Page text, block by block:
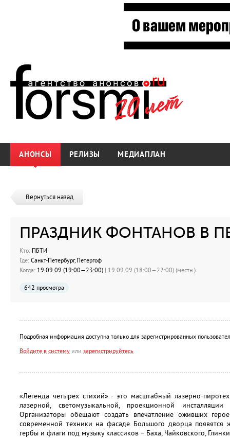
АНОНСЫ РЕЛИЗЫ МЕДИАПЛАН
Вернуться назад
ПРАЗДНИК ФОНТАНОВ В
Кто: ПБТИ
Где: Санкт-Петербург, Петергоф
Когда: 19.09.09 (19:00—23:00) | 19.09.09 (18:00—22:00) (местн.)
642 просмотра
Подробная информация доступна только для зарегистрированных
Войдите в систему или зарегистрируйтесь
«Легенда четырех стихий» - это масштабный лазерно-
лазерной, светомузыкальной, проекционной
Организаторы обещают создать впечатление оживших
современной техники на фасаде Большого дворца появятся
гербы и флаги под музыку классиков – Баха, Чайковского,